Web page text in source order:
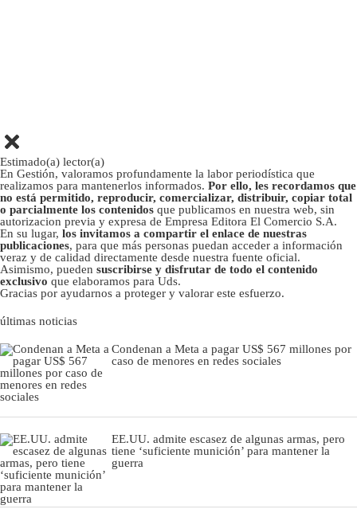
Estimado(a) lector(a)
En Gestión, valoramos profundamente la labor periodística que
realizamos para mantenerlos informados. Por ello, les recordamos que
no está permitido, reproducir, comercializar, distribuir, copiar total
o parcialmente los contenidos que publicamos en nuestra web, sin
autorizacion previa y expresa de Empresa Editora El Comercio S.A.
En su lugar, los invitamos a compartir el enlace de nuestras
publicaciones, para que más personas puedan acceder a información
veraz y de calidad directamente desde nuestra fuente oficial.
Asimismo, pueden suscribirse y disfrutar de todo el contenido
exclusivo que elaboramos para Uds.
Gracias por ayudarnos a proteger y valorar este esfuerzo.
últimas noticias
Condenan a Meta a pagar US$ 567 millones por
caso de menores en redes sociales
EE.UU. admite escasez de algunas armas, pero
tiene ‘suficiente munición’ para mantener la
guerra